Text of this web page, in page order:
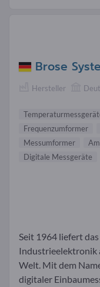
Brose
Hersteller
Frequenzumformer
Messumformer
Digitale Messgeräte
Seit 1964 liefert
Industrieelektronik
Welt. Mit dem
digitaler